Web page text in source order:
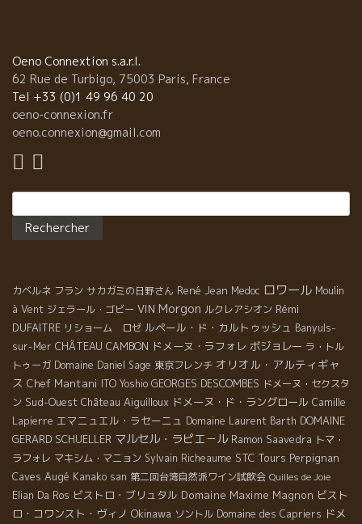
Oeno Connextion s.a.r.l.
62 Rue de Turbigo, 75003 Paris, France
Tel +33 (0)1 49 96 40 20
oeno-connexion.fr
oeno.connexion@gmail.com
カベルネ フラン サカガミの日野さん René Jean Medoc ロワール Moulin
à Vent ジェラール・ゴビー VIN Morgon ルクレアシオン Rémi
DUFAITRE リショーム ロゼ ルペール・ド・カルトゥッシュ Banyuls-
sur-Mer CHÂTEAU CAMBON ドメーヌ・ラフォレ ボジョレー ラ・トル
トゥーガ Domaine Daniel Sage 東京フレンチ オリオル・アルティギャ
ス Chef Mantani ITO Yoshio GEORGES DESCOMBES ドメーヌ・セクスタ
ン Sud-Ouest Château Aiguilloux ドメーヌ・ド・ラングロール Camille
Lapierre エマニュエル・ラセーニュ Domaine Laurent Barth DOMAINE
GERARD SCHUELLER マルセル・ラピエ－ル Ramon Saavedra トマ・
ラフォレ マキシム・マニョン Sylvain Richeaume STC Tours Perpignan
Caves Augé Kanako san 第二回台湾自然派ワイン試飲会 Quilles de Joie
Elian Da Ros ビストロ・ブリュタル Domaine Maxime Magnon ビスト
ロ・コワンスト・ヴィノ Okinawa ソントル Domaine des Capriers ドメ